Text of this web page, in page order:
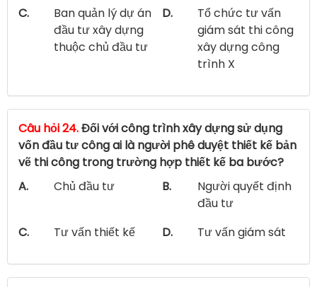
C.
Ban quản lý dự án
đầu tư xây dựng
thuộc chủ đầu tư
D.
Tổ chức tư vấn
giám sát thi công
xây dựng công
trình X
Câu hỏi 24.Đối với công trình xây dựng sử dụng
vốn đầu tư công ai là người phê duyệt thiết kế bản
vẽ thi công trong trường hợp thiết kế ba bước?
A.
Chủ đầu tư B.
Người quyết định
đầu tư
C.
Tư vấn thiết kế D. Tư vấn giám sát